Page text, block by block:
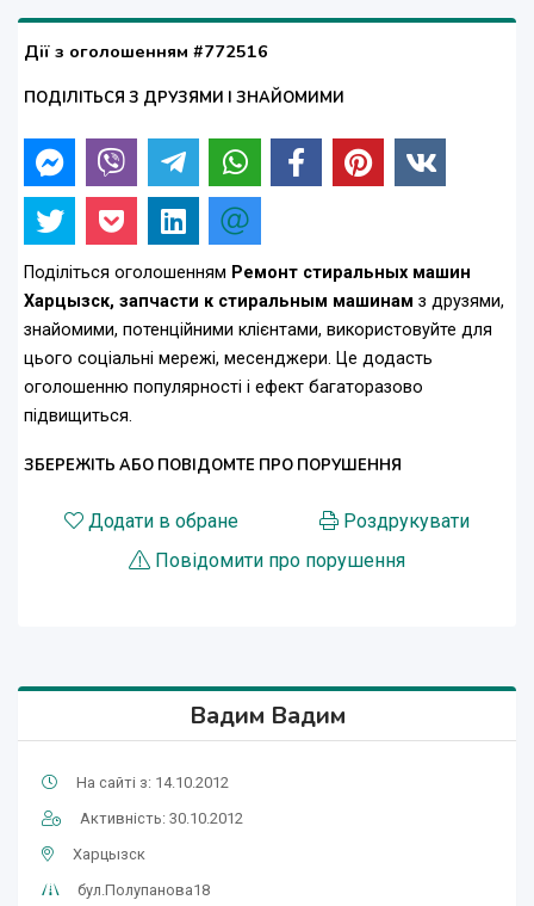
Дії з оголошенням #772516
ПОДІЛІТЬСЯ З ДРУЗЯМИ І ЗНАЙОМИМИ
Поділіться оголошенням Ремонт стиральных машин
Харцызск, запчасти к стиральным машинам з друзями,
знайомими, потенційними клієнтами, використовуйте для
цього соціальні мережі, месенджери. Це додасть
оголошенню популярності і ефект багаторазово
підвищиться.
ЗБЕРЕЖІТЬ АБО ПОВІДОМТЕ ПРО ПОРУШЕННЯ
Додати в обране
Роздрукувати
Повідомити про порушення
Вадим Вадим
На сайті з: 14.10.2012
Активність: 30.10.2012
Харцызск
бул.Полупанова18